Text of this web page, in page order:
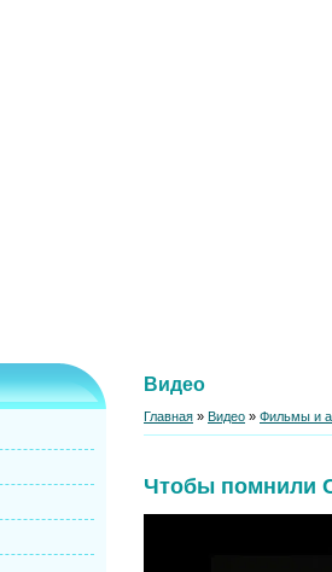
Видео
Главная » Видео » Фильмы и
Чтобы помнили